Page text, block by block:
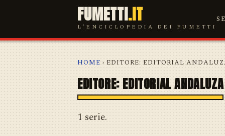
FUMETTI.IT
L'ENCICLOPEDIA DEI FUMETTI
HOME › EDITORE: EDITORIAL
EDITORE: EDITORIAL ANDALUZA
1 serie.